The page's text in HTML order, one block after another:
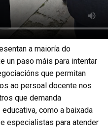
a maioría do
un paso máis para intentar
que permitan
ao persoal docente nos
que demanda
como a baixada
especialistas para atender